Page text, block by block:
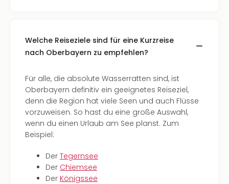
Welche Reiseziele sind für eine Kurzreise
nach Oberbayern zu empfehlen?
Für alle, die absolute Wasserratten sind, ist
Oberbayern definitiv ein geeignetes Reiseziel,
denn die Region hat viele Seen und auch Flüsse
vorzuweisen. So hast du eine große Auswahl,
wenn du einen Urlaub am See planst. Zum
Beispiel:
Der Tegernsee
Der Chiemsee
Der Königssee